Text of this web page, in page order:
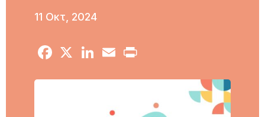
11 Οκτ, 2024
Facebook LinkedInEmail